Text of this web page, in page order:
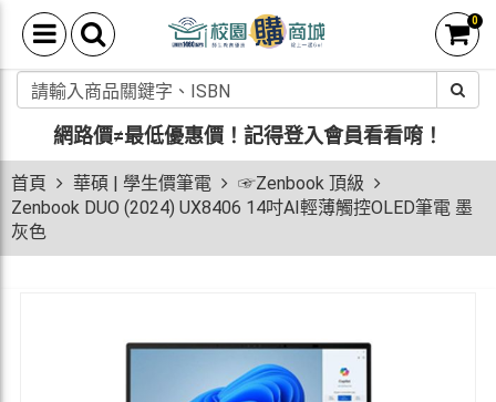
0
網路價≠最低優惠價！ 記得登入會員看看唷！
首頁 華碩 | 學生價筆電
☞Zenbook 頂級
Zenbook DUO (2024) UX8406 14吋AI輕薄觸控OLED筆電 墨
灰色